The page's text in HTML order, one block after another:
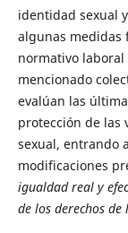
identidad sexual
algunas medidas
normativo
mencionado
evalúan las
protección de las
sexual, entrando
modificaciones
igualdad real y
de los derechos de